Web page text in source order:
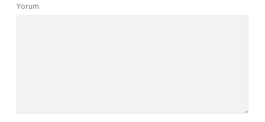
Yorum